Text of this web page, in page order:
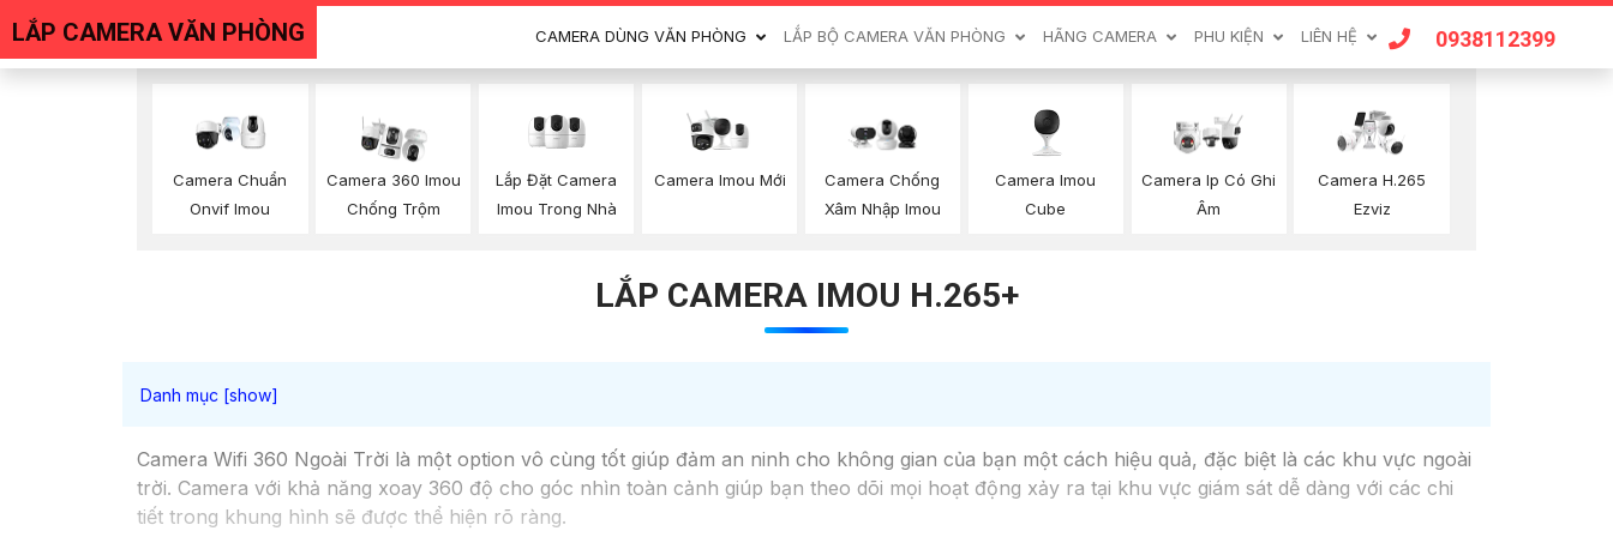
LẮP CAMERA VĂN PHÒNG CAMERA DÙNG VĂN PHÒNG LẮP BỘ CAMERA VĂN PHÒNG HÃNG CAMERA PHU KIỆN LIÊN HỆ 0938112399
Camera Chuẩn
Onvif Imou
Camera 360 Imou
Chống Trộm
Lắp Đặt Camera
Imou Trong Nhà
Camera Imou Mới
Camera Chống
Xâm Nhập Imou
Camera Imou
Cube
Camera Ip Có Ghi
Âm
Camera H.265
Ezviz
LẮP CAMERA IMOU H.265+
Camera Wifi 360 Ngoài Trời là một option vô cùng tốt giúp đảm an ninh cho không gian của bạn một cách hiệu quả, đặc biệt là các khu vực ngoài
trời. Camera với khả năng xoay 360 độ cho góc nhìn toàn cảnh giúp bạn theo dõi mọi hoạt động xảy ra tại khu vực giám sát dễ dàng với các chi
tiết trong khung hình sẽ được thể hiện rõ ràng.